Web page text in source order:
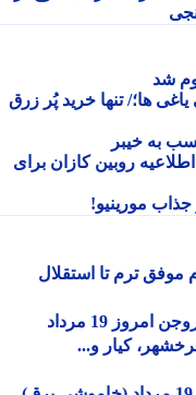
تنها خرید پُر زرق
خیبر
روبین کازان برای
مورینیو!
ترم تا استقلال
جدول قطعی برق شهرکرد، لردگان و بروجن امروز 19 مرداد
کیار و...